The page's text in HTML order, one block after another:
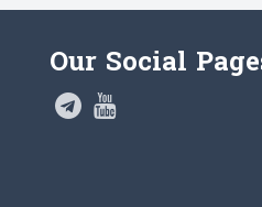
Our Social